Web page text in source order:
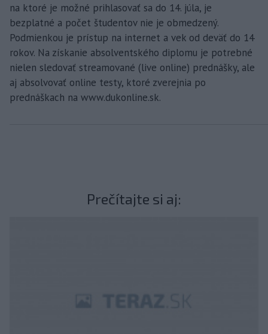
na ktoré je možné prihlasovať sa do 14. júla, je
bezplatné a počet študentov nie je obmedzený.
Podmienkou je prístup na internet a vek od deväť do 14
rokov. Na získanie absolventského diplomu je potrebné
nielen sledovať streamované (live online) prednášky, ale
aj absolvovať online testy, ktoré zverejnia po
prednáškach na www.dukonline.sk.
Prečítajte si aj: